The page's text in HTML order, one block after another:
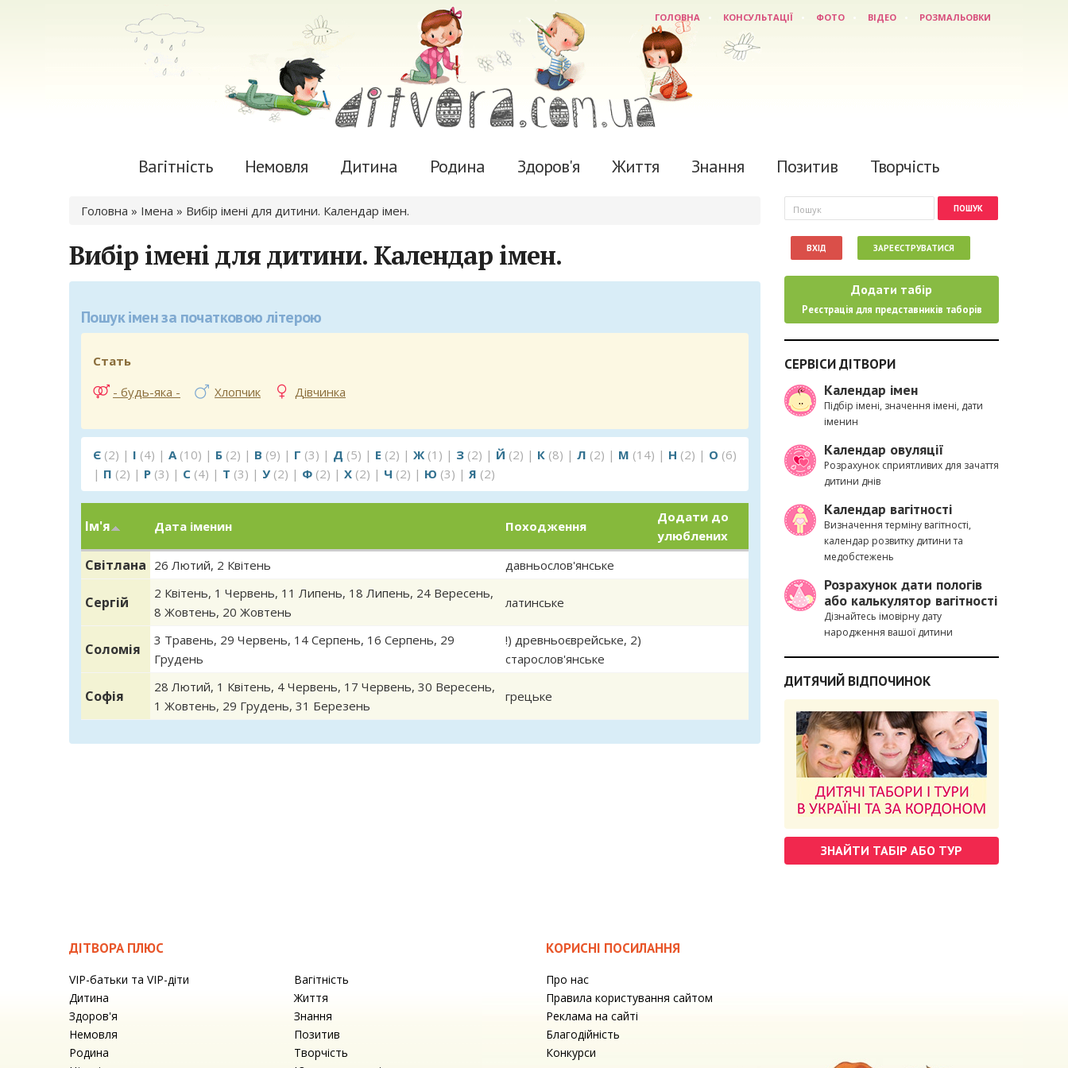
ГОЛОВНА КОНСУЛЬТАЦІЇ ФОТО ВІДЕО РОЗМАЛЬОВКИ
Вагітність Немовля Дитина Родина Здоров'я Життя Знання Позитив Творчість
Ви є тут
Головна » Імена » Вибір імені для дитини. Календар імен.
Вибір імені для дитини. Календар імен.
Пошук імен за початковою літерою
Стать
- будь-яка -
Хлопчик Дівчинка
Є (2) | І (4) | А (10) | Б (2) | В (9) | Г (3) | Д (5) | Е (2) | Ж (1) | З (2) | Й (2) | К (8) | Л (2) | М (14) | Н (2) | О (6)
| П (2) | Р (3) | С (4) | Т (3) | У (2) | Ф (2) | Х (2) | Ч (2) | Ю (3) | Я (2)
Ім'я Дата іменин Походження
Додати до
улюблених
Світлана 26 Лютий, 2 Квітень давньослов'янське
Сергій
2 Квітень, 1 Червень, 11 Липень, 18 Липень, 24 Вересень,
8 Жовтень, 20 Жовтень
латинське
Соломія
3 Травень, 29 Червень, 14 Серпень, 16 Серпень, 29
Грудень
!) древньоєврейське, 2)
старослов'янське
Софія
28 Лютий, 1 Квітень, 4 Червень, 17 Червень, 30 Вересень,
1 Жовтень, 29 Грудень, 31 Березень
грецьке
Пошукова форма
Пошук
ВХІД ЗАРЕЄСТРУВАТИСЯ
Додати табір
Реєстрація для представників таборів
СЕРВІСИ ДІТВОРИ
Календар імен
Підбір імені, значення імені, дати
іменин
Календар овуляції
Розрахунок сприятливих для зачаття
дитини днів
Календар вагітності
Визначення терміну вагітності,
календар розвитку дитини та
медобстежень
Розрахунок дати пологів
або калькулятор вагітності
Дізнайтесь імовірну дату
народження вашої дитини
ДИТЯЧИЙ ВІДПОЧИНОК
ЗНАЙТИ ТАБІР АБО ТУР
ДІТВОРА ПЛЮС
VIP-батьки та VIP-діти
Вагітність
Дитина
Життя
Здоров'я
Знання
Немовля
Позитив
Родина
Творчість
КОРИСНІ ПОСИЛАННЯ
Про нас
Правила користування сайтом
Реклама на сайті
Благодійність
Конкурси